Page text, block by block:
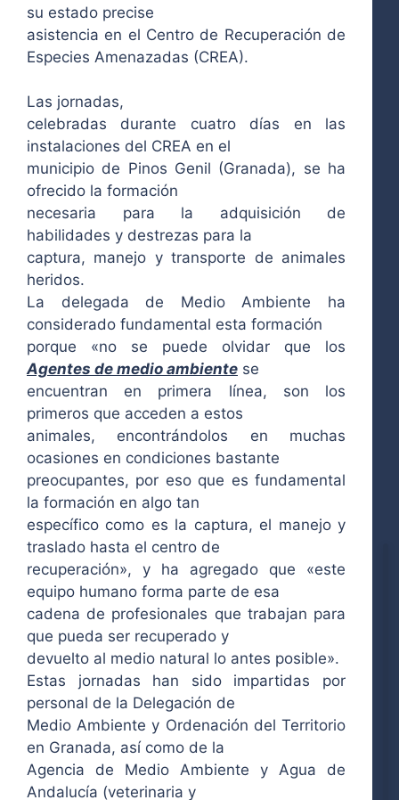
su estado precise
asistencia en el Centro de Recuperación de
Especies Amenazadas (CREA).
Las jornadas,
celebradas durante cuatro días en las
instalaciones del CREA en el
municipio de Pinos Genil (Granada), se ha
ofrecido la formación
necesaria para la adquisición de
habilidades y destrezas para la
captura, manejo y transporte de animales
heridos.
La delegada de Medio Ambiente ha
considerado fundamental esta formación
porque «no se puede olvidar que los
Agentes de medio ambiente se
encuentran en primera línea, son los
primeros que acceden a estos
animales, encontrándolos en muchas
ocasiones en condiciones bastante
preocupantes, por eso que es fundamental
la formación en algo tan
específico como es la captura, el manejo y
traslado hasta el centro de
recuperación», y ha agregado que «este
equipo humano forma parte de esa
cadena de profesionales que trabajan para
que pueda ser recuperado y
devuelto al medio natural lo antes posible».
Estas jornadas han sido impartidas por
personal de la Delegación de
Medio Ambiente y Ordenación del Territorio
en Granada, así como de la
Agencia de Medio Ambiente y Agua de
Andalucía (veterinaria y